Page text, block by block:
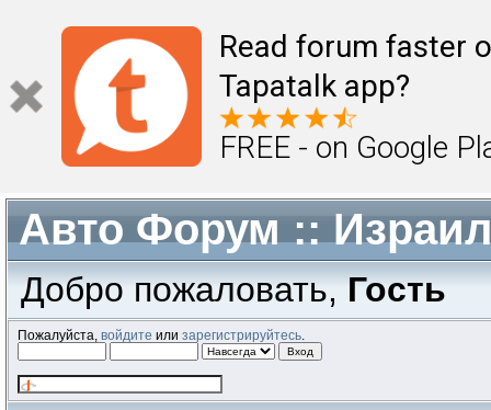
Read forum faster
Tapatalk app?
FREE - on Google
Авто Форум ::
Добро пожаловать,Гость
Пожалуйста,войдите илизарегистрируйтесь